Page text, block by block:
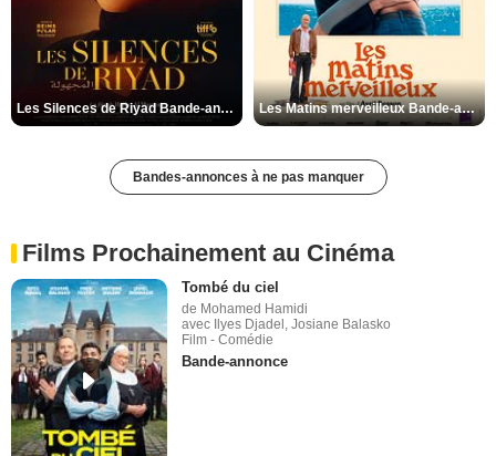
Les Silences de Riyad Bande-annonce VO STFR Les Matins merveilleux Bande-annonce VF
Bandes-annonces à ne pas manquer
Films Prochainement au Cinéma
Tombé du ciel
de Mohamed Hamidi
avec Ilyes Djadel, Josiane Balasko
Film - Comédie
Bande-annonce